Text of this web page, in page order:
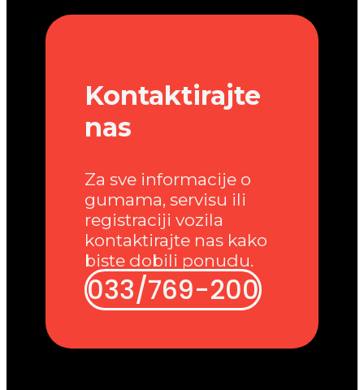
Kontaktirajte
nas
Za sve informacije o
gumama, servisu ili
registraciji vozila
kontaktirajte nas kako
biste dobili ponudu.
033/769-200